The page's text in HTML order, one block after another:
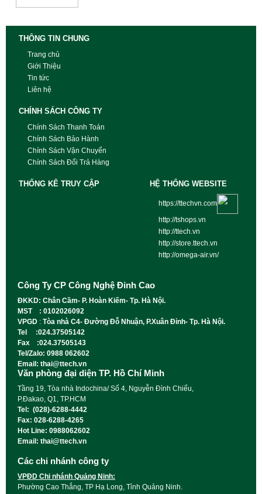
THÔNG TIN CHUNG
Trang chủ
Giới Thiệu
Tin tức
Liên hệ
CHÍNH SÁCH CÔNG TY
Chính Sách Thanh Toán
Chính Sách Bảo Hành
Chính Sách Vận Chuyển
Chính Sách Đổi Trả Hàng
THỐNG KÊ TRUY CẬP HỆ THỐNG WEBSITE
https://ttechvn.com
http://tshops.vn
http://ttech.vn
http://store.ttech.vn
http://omega-air.vn/
Công Ty CP Công Nghệ Đỉnh Cao
ĐKKD: Chân Cầm- P. Hoàn Kiếm- Tp. Hà Nội.
MST : 0102026092
VPGD : Tòa nhà C4- Đường Đỗ Nhuận, P.Xuân Đỉnh- Tp. Hà Nội.
Tel :024.37505142
Fax :024.37505143
Tel/Zalo: 0988 062602
Email: thai@ttech.vn
Văn phòng đại diện TP. Hồ Chí Minh
Tầng 19, Tòa nhà Indochina/ Số 4, Nguyễn Đình Chiểu,
P.Đakao, Q1, TP.HCM
Tel: (028)-6288-4442
Fax: 028-6288-4265
Hot Line: 0988062602
Email: thai@ttech.vn
Các chi nhánh công ty
VPĐD Chi nhánh Quảng Ninh:
Phường Cao Thắng, TP Hạ Long, Tỉnh Quảng Ninh.